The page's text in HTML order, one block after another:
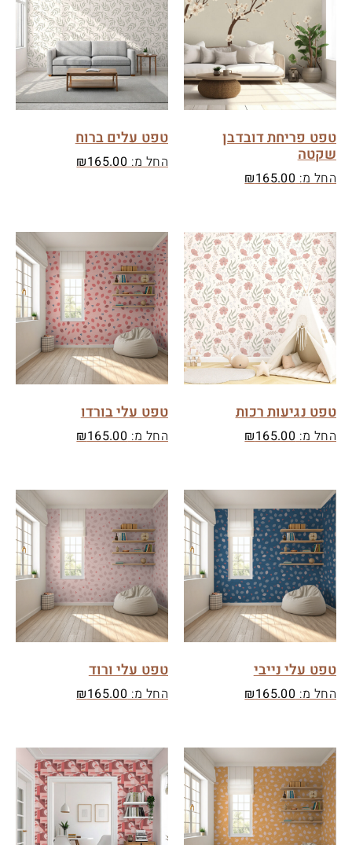
טפט פריחת דובדבן
שקטה
החל מ: ₪165.00
טפט עלים ברוח
החל מ: ₪165.00
טפט נגיעות רכות
החל מ: ₪165.00
טפט עלי בורדו
החל מ: ₪165.00
טפט עלי נייבי
החל מ: ₪165.00
טפט עלי ורוד
החל מ: ₪165.00